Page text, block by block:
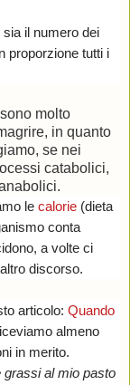
il numero dei
proporzione tutti i
molto
in quanto
se nei
catabolici,
le calorie (dieta
conta
a volte ci
discorso.
articolo: Quando
almeno
in merito.
grassi al mio pasto